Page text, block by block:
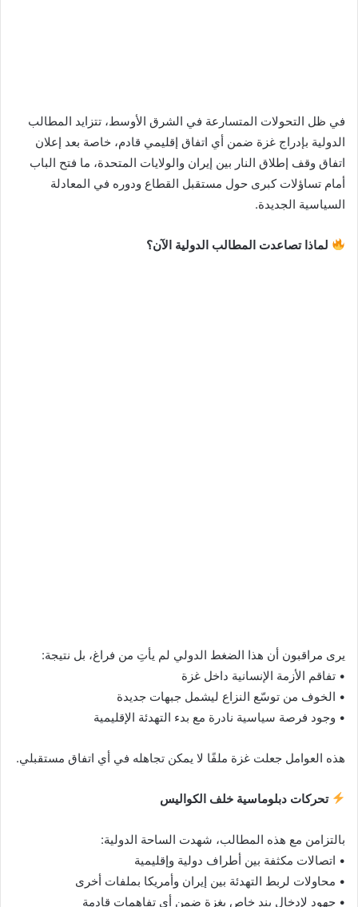
في ظل التحولات المتسارعة في الشرق الأوسط، تتزايد المطالب
الدولية بإدراج غزة ضمن أي اتفاق إقليمي قادم، خاصة بعد إعلان
اتفاق وقف إطلاق النار بين إيران والولايات المتحدة، ما فتح الباب
أمام تساؤلات كبرى حول مستقبل القطاع ودوره في المعادلة
السياسية الجديدة.
لماذا تصاعدت المطالب الدولية الآن؟
يرى مراقبون أن هذا الضغط الدولي لم يأتِ من فراغ، بل نتيجة:
• تفاقم الأزمة الإنسانية داخل غزة
• الخوف من توسّع النزاع ليشمل جبهات جديدة
• وجود فرصة سياسية نادرة مع بدء التهدئة الإقليمية
هذه العوامل جعلت غزة ملفًا لا يمكن تجاهله في أي اتفاق مستقبلي.
تحركات دبلوماسية خلف الكواليس
بالتزامن مع هذه المطالب، شهدت الساحة الدولية:
• اتصالات مكثفة بين أطراف دولية وإقليمية
• محاولات لربط التهدئة بين إيران وأمريكا بملفات أخرى
• جهود لإدخال بند خاص بغزة ضمن أي تفاهمات قادمة